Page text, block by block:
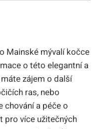
Mainské mývalí kočce
o této elegantní a
zájem o další
ras, nebo
chování a péče o
pro více užitečných